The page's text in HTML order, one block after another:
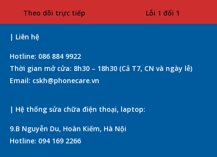
Theo dõi trực tiếp Lỗi 1 đổi 1
| Liên hệ
Hotline: 086 884 9922
Thời gian mở cửa: 8h30 – 18h30 (Cả T7, CN và ngày lễ)
Email: cskh@phonecare.vn
| Hệ thống sửa chữa điện thoại, laptop:
9.B Nguyễn Du, Hoàn Kiếm, Hà Nội
Hotline: 094 169 2266